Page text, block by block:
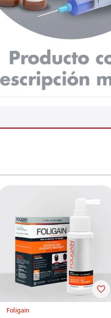
Foligain